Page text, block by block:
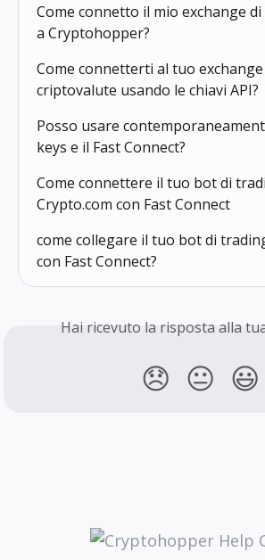
Come connetto il mio exchange
a Cryptohopper?
Come connetterti al tuo
criptovalute usando le chiavi API?
Posso usare
keys e il Fast Connect?
Come connettere il tuo bot di
Crypto.com con Fast Connect
come collegare il tuo bot di
con Fast Connect?
Hai ricevuto la risposta alla
😞 😐 😃